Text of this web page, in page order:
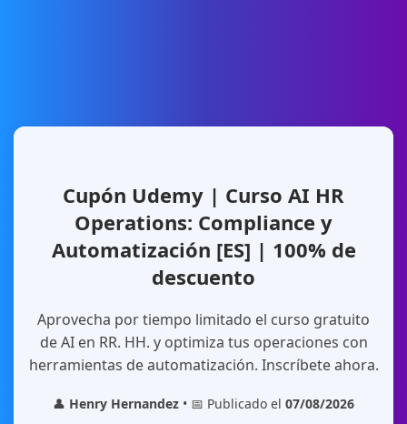
Cupón Udemy | Curso AI HR
Operations: Compliance y
Automatización [ES] | 100% de
descuento
Aprovecha por tiempo limitado el curso gratuito
de AI en RR. HH. y optimiza tus operaciones con
herramientas de automatización. Inscríbete ahora.
👤 Henry Hernandez • 📅 Publicado el 07/08/2026